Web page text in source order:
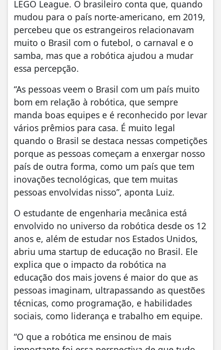
LEGO League. O brasileiro conta que, quando
mudou para o país norte-americano, em 2019,
percebeu que os estrangeiros relacionavam
muito o Brasil com o futebol, o carnaval e o
samba, mas que a robótica ajudou a mudar
essa percepção.
“As pessoas veem o Brasil com um país muito
bom em relação à robótica, que sempre
manda boas equipes e é reconhecido por levar
vários prêmios para casa. É muito legal
quando o Brasil se destaca nessas competições
porque as pessoas começam a enxergar nosso
país de outra forma, como um país que tem
inovações tecnológicas, que tem muitas
pessoas envolvidas nisso”, aponta Luiz.
O estudante de engenharia mecânica está
envolvido no universo da robótica desde os 12
anos e, além de estudar nos Estados Unidos,
abriu uma startup de educação no Brasil. Ele
explica que o impacto da robótica na
educação dos mais jovens é maior do que as
pessoas imaginam, ultrapassando as questões
técnicas, como programação, e habilidades
sociais, como liderança e trabalho em equipe.
“O que a robótica me ensinou de mais